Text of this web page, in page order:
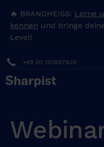
🔥 BRANDHEISS: Lerne
kennen und bringe
Level!
+49 30 120887633